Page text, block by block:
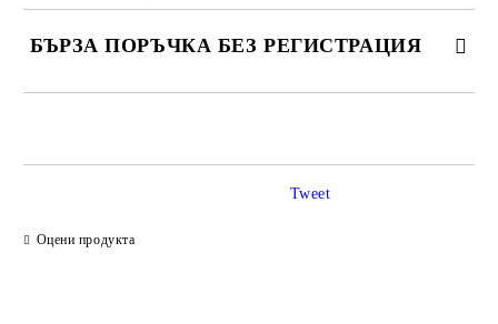
БЪРЗА ПОРЪЧКА БЕЗ РЕГИСТРАЦИЯ
Оцени продукта
Tweet